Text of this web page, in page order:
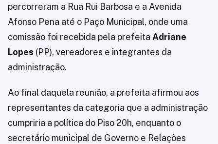
percorreram a Rua Rui Barbosa e a Avenida
Afonso Pena até o Paço Municipal, onde uma
comissão foi recebida pela prefeita Adriane
Lopes (PP), vereadores e integrantes da
administração.
Ao final daquela reunião, a prefeita afirmou aos
representantes da categoria que a administração
cumpriria a política do Piso 20h, enquanto o
secretário municipal de Governo e Relações